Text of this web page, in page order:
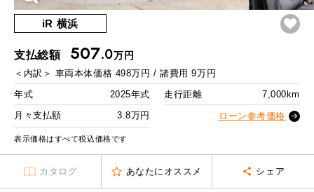
必要書類
買取Q&A
iRで愛車を売却されたお客様の声
BMWミニ買取査定依頼
ローバーミニ買取査定依頼
BMWミニ メンテナンス
ローバーミニ メンテナンス
最近の修理実績
TOP
MINI Blog スタッフブログ
User's Voice 購入者様の声
Part's Report パーツ販売のご案内
Movie 動画一覧
MINI KNOWLEDGE
TOP
BMWミニナレッジ
ローバーミニナレッジ
ABOUT iR iRについて
スタッフ紹介
MAP
リクルート
RECRUIT 採用情報
お問い合わせ サイトマップ
内訳
1回目 52,637 円
2回目以降
ボーナス月追加額 100,000
ボーナス月数 14 回
残価ローンの場合
月々支払額 3.8 万円
iR 横浜
支払総額 507.0万円
＜内訳＞ 車両本体価格 498万円 / 諸費用9万円
年式
2025年式 走行距離
7,000km
月々支払額
3.8万円 ローン参考価格
表示価格はすべて税込価格です
カタログ あなたにオススメ シェア